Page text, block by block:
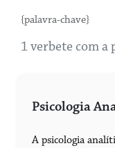
{palavra-chave}
1 verbete com a
Psicologia
A psicologia